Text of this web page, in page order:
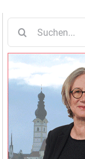
nach: